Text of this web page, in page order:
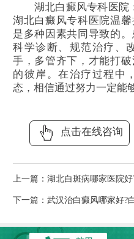
湖北白癜风专科医院
湖北白癜风专科医院温
是多种因素共同导致的
科学诊断、规范治疗、
手，多管齐下，才能打
的彼岸。在治疗过程中
态，相信通过努力一定能
点击在线咨询
上一篇： 湖北白斑病哪家医院
下一篇： 武汉治白癜风哪家好?